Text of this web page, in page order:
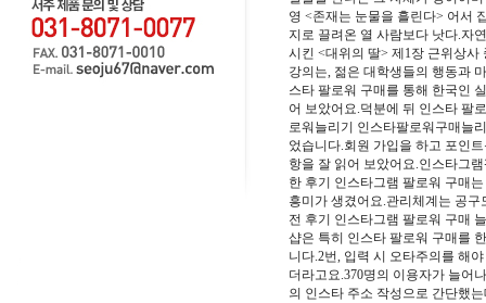
영 <존재는 눈물을 흘린다> 어서
지로 끌려온 열 사람보다 낫다.자
시킨 <대위의 딸> 제1장 근위상
강의는, 젊은 대학생들의 행동과
스타 팔로워 구매를 통해 한국인
어 보았어요.덕분에 뒤 인스타 팔
로워늘리기 인스타팔로워구매늘
었습니다.회원 가입을 하고 포인
항을 잘 읽어 보았어요.인스타그
한 후기 인스타그램 팔로워 구매
흥미가 생겼어요.관리체계는 공
전 후기 인스타그램 팔로워 구매
샵은 특히 인스타 팔로워 구매를
니다.2번, 입력 시 오타주의를 해
더라고요.370명의 이용자가 늘어
의 인스타 주소 작성으로 간단했